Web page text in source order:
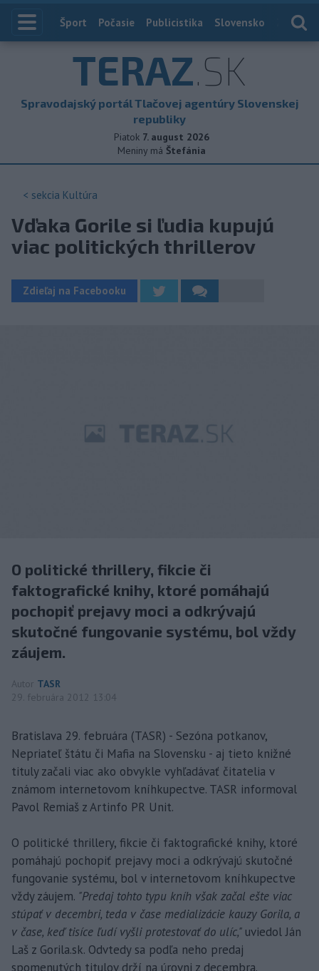
Index
Šport Počasie Publicistika Slovensko
TERAZ.SK
Spravodajský portál Tlačovej agentúry Slovenskej
republiky
Piatok 7. august 2026
Meniny má Štefánia
< sekcia Kultúra
Vďaka Gorile si ľudia kupujú
viac politických thrillerov
Zdieľaj na Facebooku
O politické thrillery, fikcie či
faktografické knihy, ktoré pomáhajú
pochopiť prejavy moci a odkrývajú
skutočné fungovanie systému, bol vždy
záujem.
Autor TASR
29. februára 2012 13:04
Bratislava 29. februára (TASR) - Sezóna potkanov,
Nepriateľ štátu či Mafia na Slovensku - aj tieto knižné
tituly začali viac ako obvykle vyhľadávať čitatelia v
známom internetovom kníhkupectve. TASR informoval
Pavol Remiaš z Artinfo PR Unit.
O politické thrillery, fikcie či faktografické knihy, ktoré
pomáhajú pochopiť prejavy moci a odkrývajú skutočné
fungovanie systému, bol v internetovom kníhkupectve
vždy záujem. "Predaj tohto typu kníh však začal ešte viac
stúpať v decembri, teda v čase medializácie kauzy Gorila, a
v čase, keď tisíce ľudí vyšli protestovať do ulíc," uviedol Ján
Laš z Gorila.sk. Odvtedy sa podľa neho predaj
spomenutých titulov drží na úrovni z decembra.